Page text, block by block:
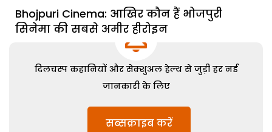
Bhojpuri Cinema: आखिर कौन हैं भोजपुरी
सिनेमा की सबसे अमीर हीरोइन
दिलचस्प कहानियों और सेक्शुअल हेल्थ से जुड़ी हर नई
जानकारी के लिए
सब्सक्राइब करें